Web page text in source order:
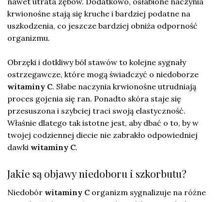
krwionośne stają się kruche i bardziej podatne na
uszkodzenia, co jeszcze bardziej obniża odporność
organizmu.
Obrzęki i dotkliwy ból stawów to kolejne sygnały
ostrzegawcze, które mogą świadczyć o niedoborze
witaminy C. Słabe naczynia krwionośne utrudniają
proces gojenia się ran. Ponadto skóra staje się
przesuszona i szybciej traci swoją elastyczność.
Właśnie dlatego tak istotne jest, aby dbać o to, by w
twojej codziennej diecie nie zabrakło odpowiedniej
dawki witaminy C.
Jakie są objawy niedoboru i szkorbutu?
Niedobór witaminy C organizm sygnalizuje na różne